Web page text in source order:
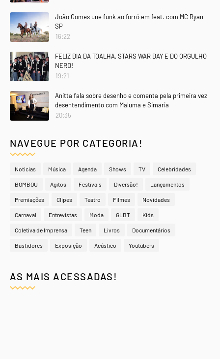
João Gomes une funk ao forró em feat. com MC Ryan
SP
16:22
FELIZ DIA DA TOALHA, STARS WAR DAY E DO ORGULHO
NERD!
19:21
Anitta fala sobre desenho e comenta pela primeira vez
desentendimento com Maluma e Simaria
20:35
NAVEGUE POR CATEGORIA!
Notícias Música Agenda Shows TV Celebridades
BOMBOU Agitos Festivais Diversão! Lançamentos
Premiações Clipes Teatro Filmes Novidades
Carnaval Entrevistas Moda GLBT Kids
Coletiva de Imprensa Teen Livros Documentários
Bastidores Exposição Acústico Youtubers
AS MAIS ACESSADAS!